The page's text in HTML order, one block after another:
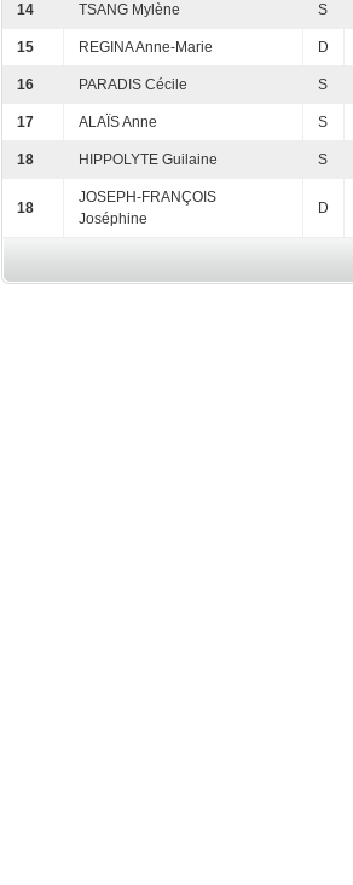
14 TSANG Mylène S
15 REGINA Anne-Marie D
16 PARADIS Cécile S
17 ALAÏS Anne S
18 HIPPOLYTE Guilaine S
18
JOSEPH-FRANÇOIS
Joséphine
D